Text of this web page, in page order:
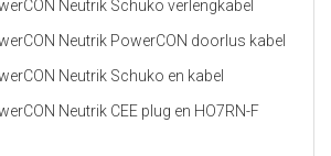
Neutrik Schuko verlengkabel
Neutrik PowerCON doorlus kabel
Neutrik Schuko en kabel
Neutrik CEE plug en HO7RN-F